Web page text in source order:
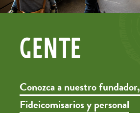
GENTE
Conozca a nuestro fundador,
Fideicomisarios y personal